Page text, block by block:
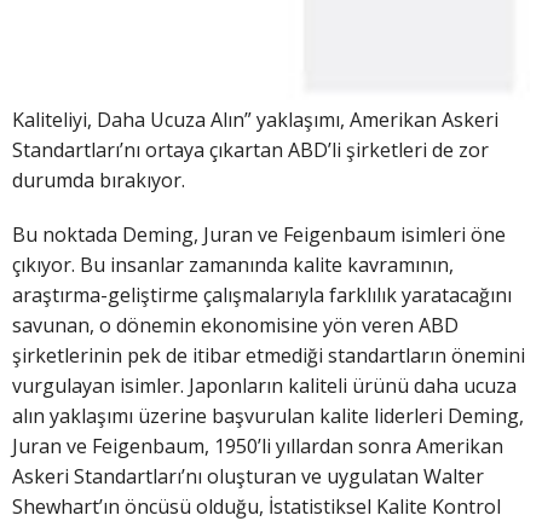
Kaliteliyi, Daha Ucuza Alın” yaklaşımı, Amerikan Askeri
Standartları’nı ortaya çıkartan ABD’li şirketleri de zor
durumda bırakıyor.
Bu noktada Deming, Juran ve Feigenbaum isimleri öne
çıkıyor. Bu insanlar zamanında kalite kavramının,
araştırma-geliştirme çalışmalarıyla farklılık yaratacağını
savunan, o dönemin ekonomisine yön veren ABD
şirketlerinin pek de itibar etmediği standartların önemini
vurgulayan isimler. Japonların kaliteli ürünü daha ucuza
alın yaklaşımı üzerine başvurulan kalite liderleri Deming,
Juran ve Feigenbaum, 1950’li yıllardan sonra Amerikan
Askeri Standartları’nı oluşturan ve uygulatan Walter
Shewhart’ın öncüsü olduğu, İstatistiksel Kalite Kontrol